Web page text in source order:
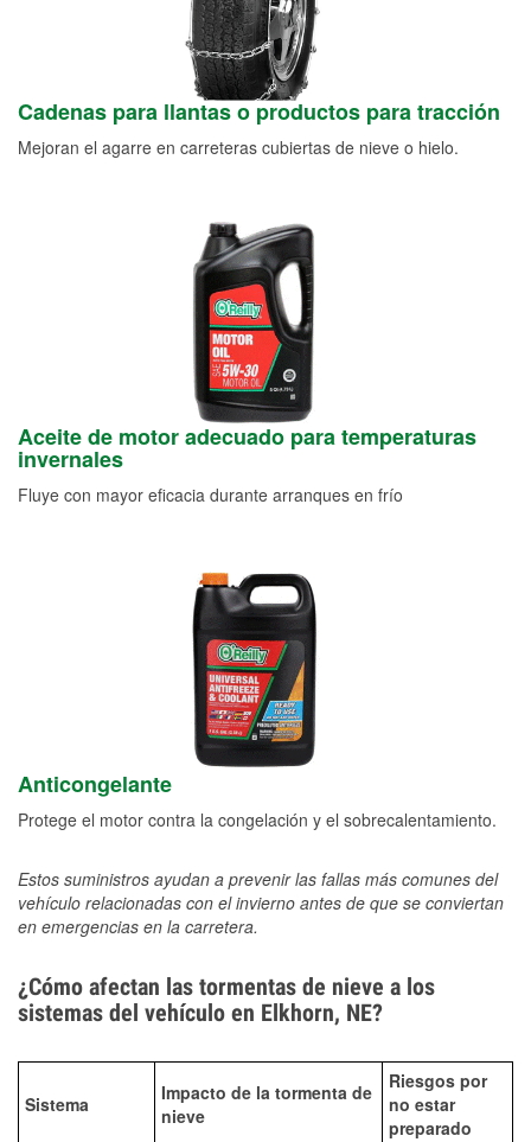
Cadenas para llantas o productos para tracción
Mejoran el agarre en carreteras cubiertas de nieve o hielo.
Aceite de motor adecuado para temperaturas
invernales
Fluye con mayor eficacia durante arranques en frío
Anticongelante
Protege el motor contra la congelación y el sobrecalentamiento.
Estos suministros ayudan a prevenir las fallas más comunes del
vehículo relacionadas con el invierno antes de que se conviertan
en emergencias en la carretera.
¿Cómo afectan las tormentas de nieve a los
sistemas del vehículo en Elkhorn, NE?
Sistema
Impacto de la tormenta de
nieve
Riesgos por
no estar
preparado